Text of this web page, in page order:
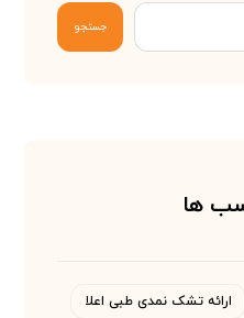
جستجو
ها
ارائه تشک نمدی طبی اعلا